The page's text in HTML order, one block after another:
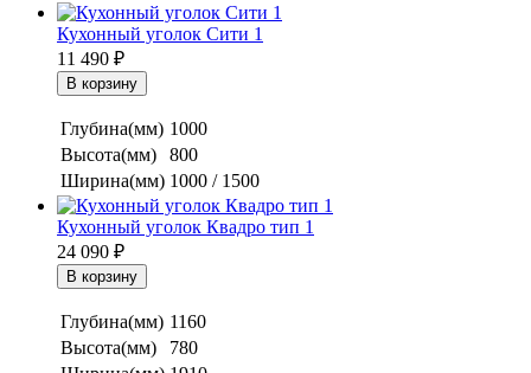
Кухонный уголок Сити 1
11 490 ₽
Глубина(мм) 1000
Высота(мм)
800
Ширина(мм) 1000 / 1500
Кухонный уголок Квадро тип 1
24 090 ₽
Глубина(мм) 1160
Высота(мм)
780